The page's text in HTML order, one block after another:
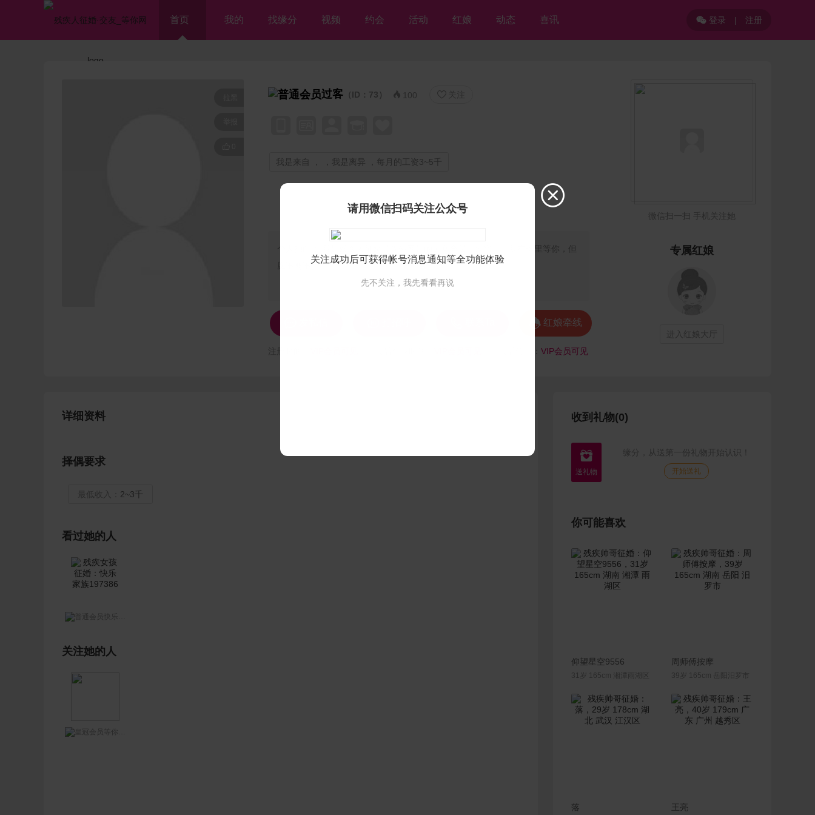
首页 我的 找缘分 视频 约会 活动 红娘 动态 喜讯 登录 | 注册
过客 （ID：73）  100  关注
我是来自 ， ，我是离异 ，每月的工资3~5千
个人独白：
我是残疾人征婚【等你网】的美女会员♡过客♡，我在这里等你，但
愿不离不弃💘
 红娘牵线
VIP会员可见
微信扫一扫 手机关注她
专属红娘
进入红娘大厅
详细资料
择偶要求
最低收入： 2~3千
看过她的人
快乐家族197386
关注她的人
等你网王哥
收到礼物(0)
 缘分，从送第一份礼物开始认识！
开始送礼
你可能喜欢
联系Ta
仰望星空9556
31岁 165cm 湘潭雨湖区
联系Ta
周师傅按摩
39岁 165cm 岳阳汨罗市
落 王亮

请用微信扫码关注公众号
关注成功后可获得帐号消息通知等全功能体验
先不关注，我先看看再说